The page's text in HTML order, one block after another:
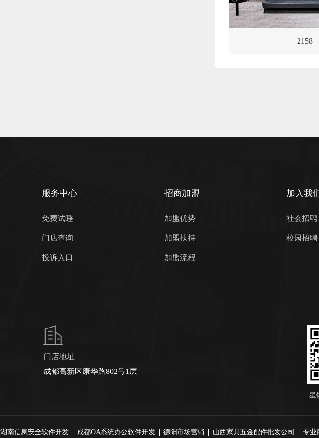
2158
服务中心
免费试睡
门店查询
投诉入口
招商加盟
加盟优势
加盟扶持
加盟流程
加入我
社会招聘
校园招聘
门店地址
成都高新区康华路802号1层
星
湖南信息安全软件开发 成都OA系统办公软件开发 德阳市场营销 山西家具五金配件批发公司 专业